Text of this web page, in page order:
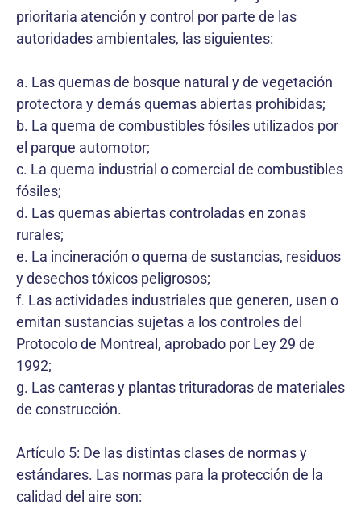
prioritaria atención y control por parte de las
autoridades ambientales, las siguientes:
a. Las quemas de bosque natural y de vegetación
protectora y demás quemas abiertas prohibidas;
b. La quema de combustibles fósiles utilizados por
el parque automotor;
c. La quema industrial o comercial de combustibles
fósiles;
d. Las quemas abiertas controladas en zonas
rurales;
e. La incineración o quema de sustancias, residuos
y desechos tóxicos peligrosos;
f. Las actividades industriales que generen, usen o
emitan sustancias sujetas a los controles del
Protocolo de Montreal, aprobado por Ley 29 de
1992;
g. Las canteras y plantas trituradoras de materiales
de construcción.
Artículo 5: De las distintas clases de normas y
estándares. Las normas para la protección de la
calidad del aire son: